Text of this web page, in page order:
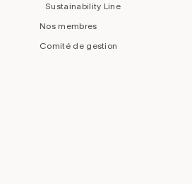
Sustainability Line
Nos membres
Comité de gestion